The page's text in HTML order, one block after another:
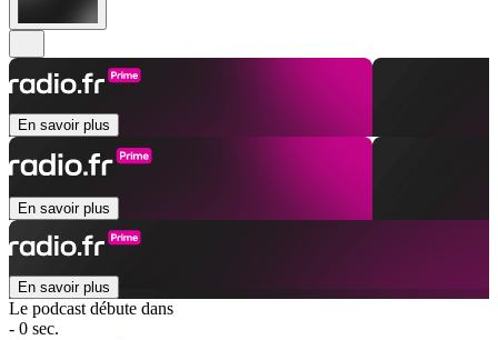
En savoir plus
En savoir plus
En savoir plus
Le podcast débute dans
- 0 sec.